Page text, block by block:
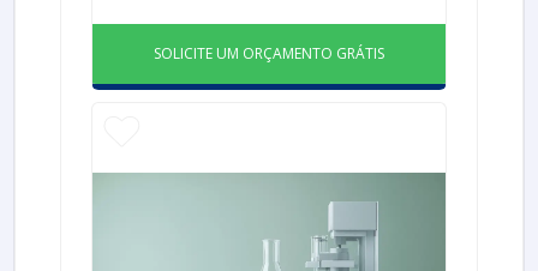
SOLICITE UM ORÇAMENTO GRÁTIS